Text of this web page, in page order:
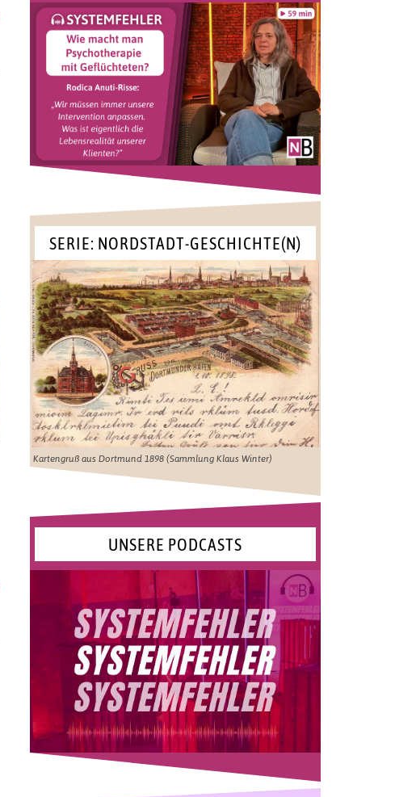
SERIE: NORDSTADT-GESCHICHTE(N)
Kartengruß aus Dortmund 1898 (Sammlung Klaus Winter)
UNSERE PODCASTS